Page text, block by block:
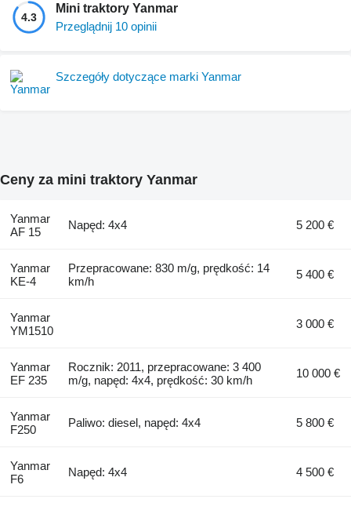
4.3
Mini traktory Yanmar
Przeglądnij 10 opinii
Szczegóły dotyczące marki Yanmar
Ceny za mini traktory Yanmar
Yanmar
AF 15
Napęd: 4x4 5 200 €
Yanmar
KE-4
Przepracowane: 830 m/g, prędkość: 14
km/h
5 400 €
Yanmar
YM1510
3 000 €
Yanmar
EF 235
Rocznik: 2011, przepracowane: 3 400
m/g, napęd: 4x4, prędkość: 30 km/h
10 000 €
Yanmar
F250
Paliwo: diesel, napęd: 4x4 5 800 €
Yanmar
F6
Napęd: 4x4 4 500 €